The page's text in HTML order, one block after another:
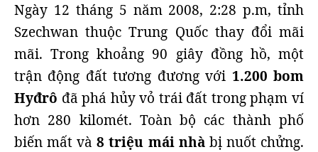
Ngày 12 tháng 5 năm 2008, 2:28 p.m, tỉnh
Szechwan thuộc Trung Quốc thay đổi mãi
mãi. Trong khoảng 90 giây đồng hồ, một
trận động đất tương đương với 1.200 bom
Hyđrô đã phá hủy vỏ trái đất trong phạm ví
hơn 280 kilomét. Toàn bộ các thành phố
biến mất và8 triệu mái nhàbị nuốt chửng.